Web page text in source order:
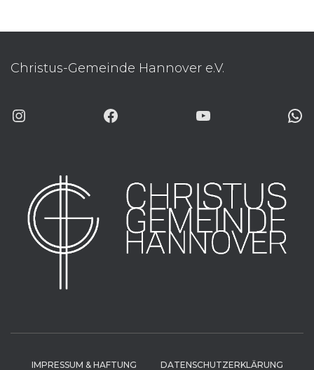
Christus-Gemeinde Hannover e.V.
IMPRESSUM & HAFTUNG DATENSCHUTZERKLÄRUNG